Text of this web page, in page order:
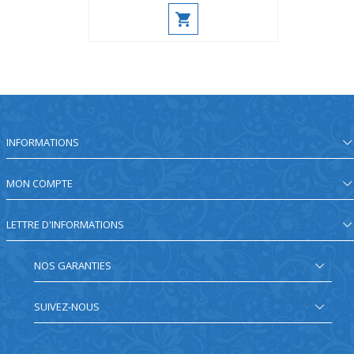
INFORMATIONS
MON COMPTE
LETTRE D'INFORMATIONS
NOS GARANTIES
SUIVEZ-NOUS